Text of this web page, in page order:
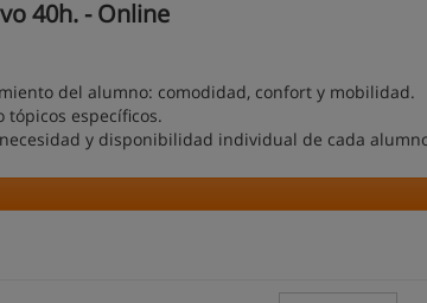
40h. - Online
del alumno: comodidad, confort y mobilidad.
tópicos específicos.
y disponibilidad individual de cada